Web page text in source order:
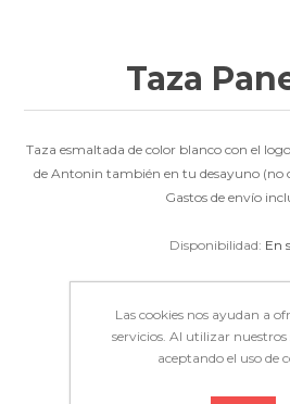
Taza
Taza esmaltada de color blanco con el
de Antonin también en tu desayuno (no
Gastos de envío
Disponibilidad: En
Las cookies nos ayudan a
servicios. Al utilizar nuestros
aceptando el uso de